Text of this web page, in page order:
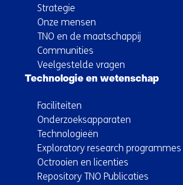
Strategie
Onze mensen
TNO en de maatschappij
Communities
Veelgestelde vragen
Technologie en wetenschap
Faciliteiten
Onderzoeksapparaten
Technologieën
Exploratory research programmes
Octrooien en licenties
Repository TNO Publicaties